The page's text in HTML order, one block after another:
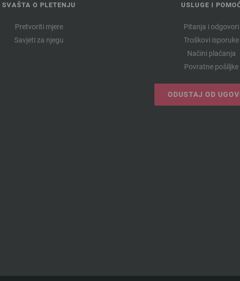
SVAŠTA O PLETENJU
Pretvoriti mjere
Savjeti za njegu
USLUGE I
Pitanja i odgovori
Troškovi isporuke
Načini plaćanja
Povratne pošiljke
ODUSTAJ OD